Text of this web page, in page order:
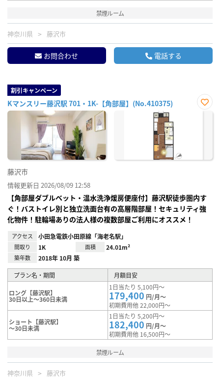
禁煙ルーム
神奈川県 藤沢市
お問合わせ 電話する
割引キャンペーン
Kマンスリー藤沢駅 701・1K-【角部屋】(No.410375)
お気
藤沢市
情報更新日 2026/08/09 12:58
【角部屋ダブルベット・温水洗浄煖房便座付】藤沢駅徒歩圏内す
ぐ！バストイレ別と独立洗面台有の高層階部屋！セキュリティ強
化物件！駐輪場ありの法人様の複数部屋ご利用にオススメ！
アクセス 小田急電鉄小田原線「海老名駅」
間取り 1K 面積 24.01m²
築年数 2018年 10月 築
プラン名・期間 月額目安
ロング【藤沢駅】
30日以上～360日未満
1日当たり 5,100円～
179,400 円/月～
初期費用他 22,000円～
ショート【藤沢駅】
～30日未満
1日当たり 5,200円～
182,400 円/月～
初期費用他 16,500円～
禁煙ルーム
神奈川県 藤沢市